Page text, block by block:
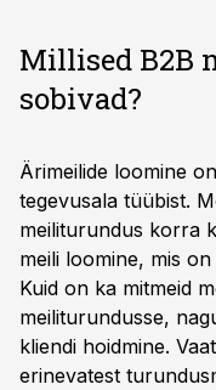
Millised B2B
sobivad?
Ärimeilide loomine
tegevusala tüübist.
meiliturundus korra
meili loomine, mis
Kuid on ka mitmeid
meiliturundusse,
kliendi hoidmine.
erinevatest